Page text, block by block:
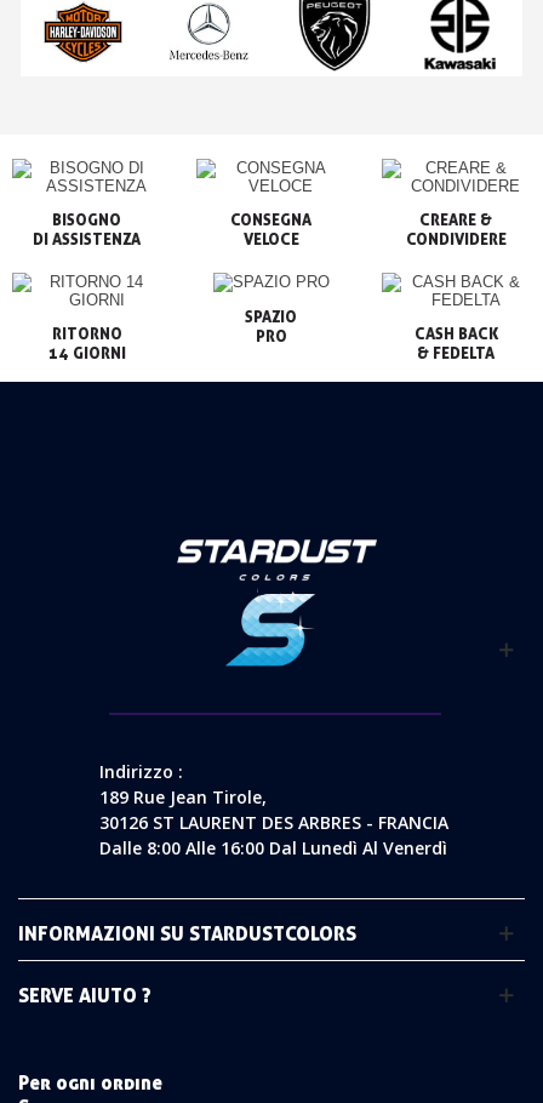
BISOGNO
CONSEGNA
VELOCE
CREARE &
CONDIVIDERE
RITORNO
14 GIORNI
SPAZIO
PRO
CASH BACK
& FEDELTA
Indirizzo :
189 Rue Jean Tirole,
30126 ST LAURENT DES ARBRES - FRANCIA
Dalle 8:00 Alle 16:00 Dal Lunedì Al Venerdì
INFORMAZIONI SU STARDUSTCOLORS
SERVE AIUTO ?
Per ogni ordine